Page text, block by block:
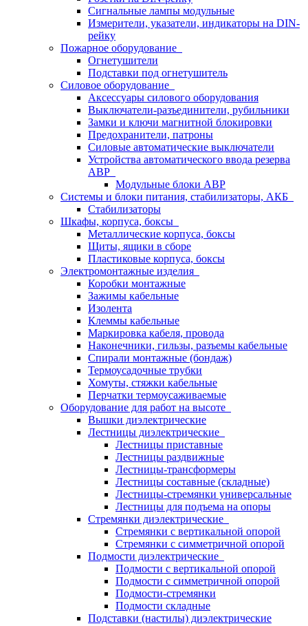
Сигнальные лампы модульные
Измерители, указатели, индикаторы на DIN-
рейку
Пожарное оборудование
Огнетушители
Подставки под огнетушитель
Силовое оборудование
Аксессуары силового оборудования
Выключатели-разъединители, рубильники
Замки и ключи магнитной блокировки
Предохранители, патроны
Силовые автоматические выключатели
Устройства автоматического ввода резерва
АВР
Модульные блоки АВР
Системы и блоки питания, стабилизаторы, АКБ
Стабилизаторы
Шкафы, корпуса, боксы
Металлические корпуса, боксы
Щиты, ящики в сборе
Пластиковые корпуса, боксы
Электромонтажные изделия
Коробки монтажные
Зажимы кабельные
Изолента
Клеммы кабельные
Маркировка кабеля, провода
Наконечники, гильзы, разъемы кабельные
Спирали монтажные (бондаж)
Термоусадочные трубки
Хомуты, стяжки кабельные
Перчатки термоусаживаемые
Оборудование для работ на высоте
Вышки диэлектрические
Лестницы диэлектрические
Лестницы приставные
Лестницы раздвижные
Лестницы-трансформеры
Лестницы составные (складные)
Лестницы-стремянки универсальные
Лестницы для подъема на опоры
Стремянки диэлектрические
Стремянки с вертикальной опорой
Стремянки с симметричной опорой
Подмости диэлектрические
Подмости с вертикальной опорой
Подмости с симметричной опорой
Подмости-стремянки
Подмости складные
Подставки (настилы) диэлектрические